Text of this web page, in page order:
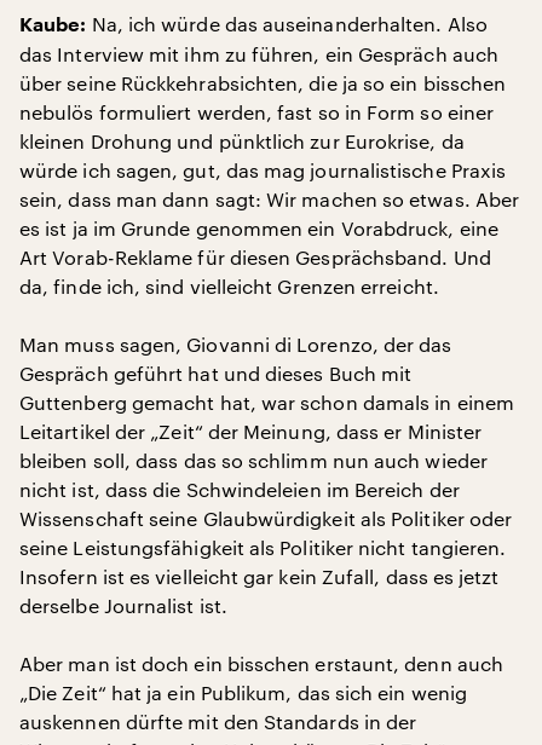
Kaube: Na, ich würde das auseinanderhalten. Also
das Interview mit ihm zu führen, ein Gespräch auch
über seine Rückkehrabsichten, die ja so ein bisschen
nebulös formuliert werden, fast so in Form so einer
kleinen Drohung und pünktlich zur Eurokrise, da
würde ich sagen, gut, das mag journalistische Praxis
sein, dass man dann sagt: Wir machen so etwas. Aber
es ist ja im Grunde genommen ein Vorabdruck, eine
Art Vorab-Reklame für diesen Gesprächsband. Und
da, finde ich, sind vielleicht Grenzen erreicht.
Man muss sagen, Giovanni di Lorenzo, der das
Gespräch geführt hat und dieses Buch mit
Guttenberg gemacht hat, war schon damals in einem
Leitartikel der „Zeit“ der Meinung, dass er Minister
bleiben soll, dass das so schlimm nun auch wieder
nicht ist, dass die Schwindeleien im Bereich der
Wissenschaft seine Glaubwürdigkeit als Politiker oder
seine Leistungsfähigkeit als Politiker nicht tangieren.
Insofern ist es vielleicht gar kein Zufall, dass es jetzt
derselbe Journalist ist.
Aber man ist doch ein bisschen erstaunt, denn auch
„Die Zeit“ hat ja ein Publikum, das sich ein wenig
auskennen dürfte mit den Standards in der